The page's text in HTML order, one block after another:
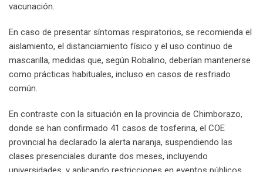
vacunación.
En caso de presentar síntomas respiratorios, se recomienda el
aislamiento, el distanciamiento físico y el uso continuo de
mascarilla, medidas que, según Robalino, deberían mantenerse
como prácticas habituales, incluso en casos de resfriado
común.
En contraste con la situación en la provincia de Chimborazo,
donde se han confirmado 41 casos de tosferina, el COE
provincial ha declarado la alerta naranja, suspendiendo las
clases presenciales durante dos meses, incluyendo